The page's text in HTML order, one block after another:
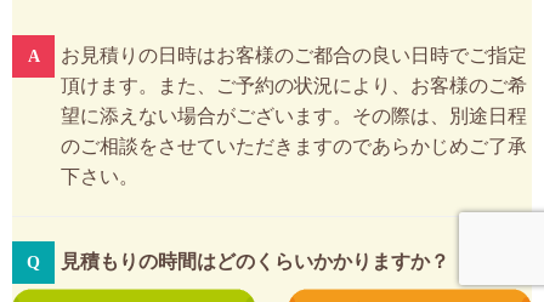
お見積りの日時はお客様のご都合の良い日時でご指定
頂けます。また、ご予約の状況により、お客様のご希
望に添えない場合がございます。その際は、別途日程
のご相談をさせていただきますのであらかじめご了承
下さい。
見積もりの時間はどのくらいかかりますか？